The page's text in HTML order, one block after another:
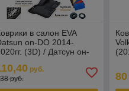
в салон EVA
on-DO 2014-
(3D) / Датсун он-
руб.
руб.
80